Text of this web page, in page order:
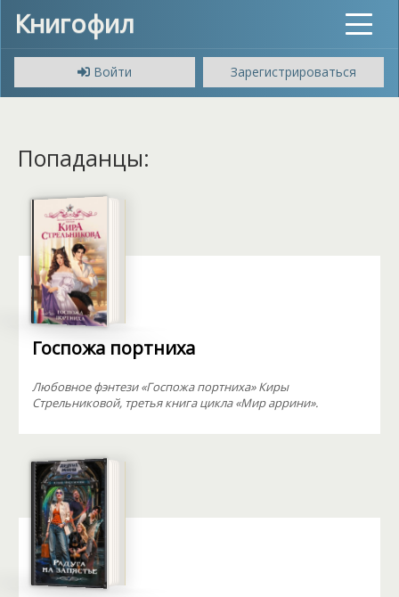
Книгофил
Toggle
Войти
Зарегистрироваться
Попаданцы:
Госпожа портниха
Любовное фэнтези «Госпожа портниха» Киры
Стрельниковой, третья книга цикла «Мир аррини».